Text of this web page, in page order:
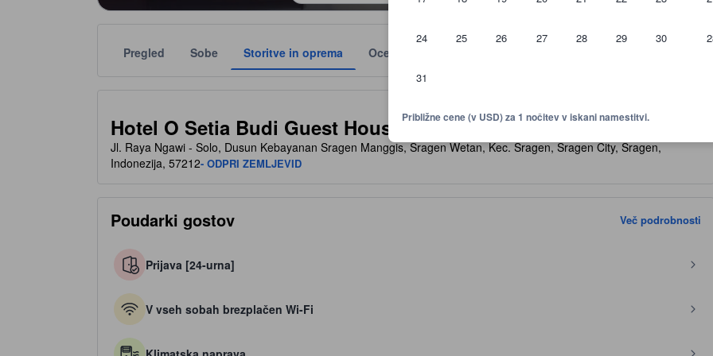
24 25 26 27 28 29 30
31
Približne cene (v USD) za 1 nočitev v iskani namestitvi.
Pregled Sobe Storitve in oprema Ocene
Hotel O Setia Budi Guest House 1
Jl. Raya Ngawi - Solo, Dusun Kebayanan Sragen Manggis, Sragen Wetan, Kec. Sragen, Sragen City, Sragen,
Indonezija, 57212- ODPRI ZEMLJEVID
Poudarki gostov Več podrobnosti
Prijava [24-urna]
V vseh sobah brezplačen Wi-Fi